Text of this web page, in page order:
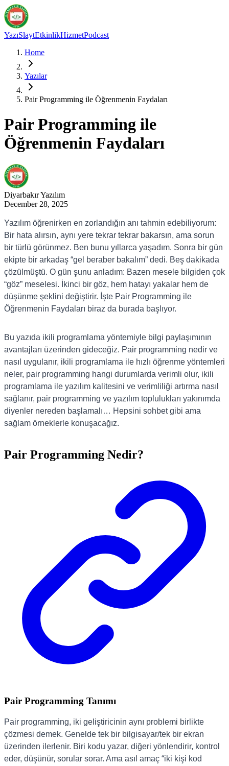
YazıSlaytEtkinlikHizmetPodcast
Home
Yazılar
Pair Programming ile Öğrenmenin Faydaları
Pair Programming ile
Öğrenmenin Faydaları
DiyarbakırYazılım
December 28, 2025
Yazılım öğrenirken en zorlandığın anı tahmin edebiliyorum:
Bir hata alırsın, aynı yere tekrar tekrar bakarsın, ama sorun
bir türlü görünmez. Ben bunu yıllarca yaşadım. Sonra bir gün
ekipte bir arkadaş “gel beraber bakalım” dedi. Beş dakikada
çözülmüştü. O gün şunu anladım: Bazen mesele bilgiden çok
“göz” meselesi. İkinci bir göz, hem hatayı yakalar hem de
düşünme şeklini değiştirir. İşte Pair Programming ile
Öğrenmenin Faydaları biraz da burada başlıyor.
Bu yazıda ikili programlama yöntemiyle bilgi paylaşımının
avantajları üzerinden gideceğiz. Pair programming nedir ve
nasıl uygulanır, ikili programlama ile hızlı öğrenme yöntemleri
neler, pair programming hangi durumlarda verimli olur, ikili
programlama ile yazılım kalitesini ve verimliliği artırma nasıl
sağlanır, pair programming ve yazılım toplulukları yakınımda
diyenler nereden başlamalı… Hepsini sohbet gibi ama
sağlam örneklerle konuşacağız.
Pair Programming Nedir?
Pair Programming Tanımı
Pair programming, iki geliştiricinin aynı problemi birlikte
çözmesi demek. Genelde tek bir bilgisayar/tek bir ekran
üzerinden ilerlenir. Biri kodu yazar, diğeri yönlendirir, kontrol
eder, düşünür, sorular sorar. Ama asıl amaç “iki kişi kod